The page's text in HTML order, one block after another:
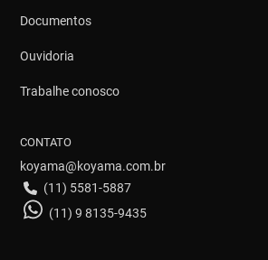
Documentos
Ouvidoria
Trabalhe conosco
CONTATO
koyama@koyama.com.br
(11) 5581-5887
(11) 9 8135-9435